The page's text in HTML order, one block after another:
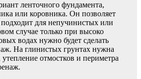
ленточного фундамента,
или коровника. Он позволяет
подходит для непучинистых или
случае только при высоко
водах нужно будет сделать
На глинистых грунтах нужна
отмостков и периметра